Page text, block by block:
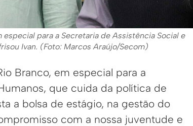
para a Secretaria de Assistência Social e
Ivan. (Foto: Marcos Araújo/Secom)
Branco, em especial para a
que cuida da política de
a bolsa de estágio, na gestão do
com a nossa juventude e